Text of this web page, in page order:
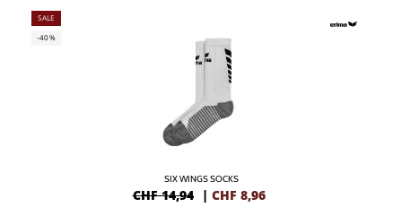
SALE
-40%
SIX WINGS SOCKS
CHF 14,94 | CHF 8,96